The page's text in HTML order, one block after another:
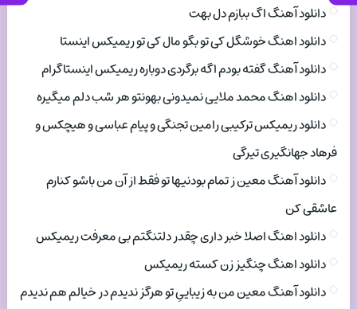
دانلود آهنگ اگ ببازم دل بهت
دانلود اهنگ خوشگل کی تو بگو مال کی تو ریمیکس اینستا
دانلود آهنگ گفته بودم اگه برگردی دوباره ریمیکس اینستاگرام
دانلود اهنگ محمد ملایی نمیدونی بهونتو هر شب دلم میگیره
دانلود ریمیکس ترکیبی رامین تجنگی و پیام عباسی و هیچکس و
فرهاد جهانگیری تیرگی
دانلود آهنگ معین ز تمام بودنیها تو فقط از آن من باشو کنارم
عاشقی کن
دانلود اهنگ اصلا خبر داری چقدر دلتنگتم بی معرفت ریمیکس
دانلود اهنگ چنگیز زن کسته ریمیکس
دانلود آهنگ معین من به زیباییِ تو هرگز ندیدم در خیالم هم ندیدم